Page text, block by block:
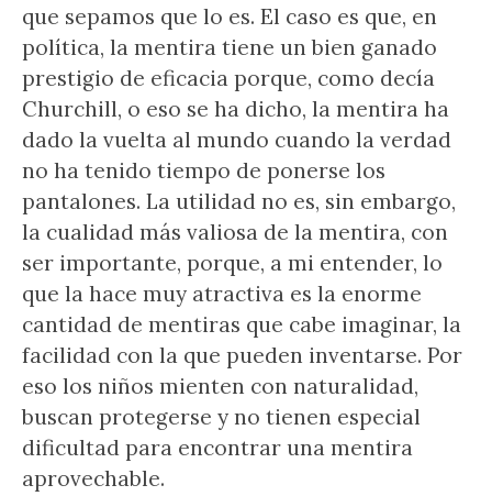
que sepamos que lo es. El caso es que, en
política, la mentira tiene un bien ganado
prestigio de eficacia porque, como decía
Churchill, o eso se ha dicho, la mentira ha
dado la vuelta al mundo cuando la verdad
no ha tenido tiempo de ponerse los
pantalones. La utilidad no es, sin embargo,
la cualidad más valiosa de la mentira, con
ser importante, porque, a mi entender, lo
que la hace muy atractiva es la enorme
cantidad de mentiras que cabe imaginar, la
facilidad con la que pueden inventarse. Por
eso los niños mienten con naturalidad,
buscan protegerse y no tienen especial
dificultad para encontrar una mentira
aprovechable.